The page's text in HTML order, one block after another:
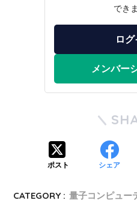
でき
ロ
メンバー
ポスト シェア
CATEGORY : 量子コンピュー